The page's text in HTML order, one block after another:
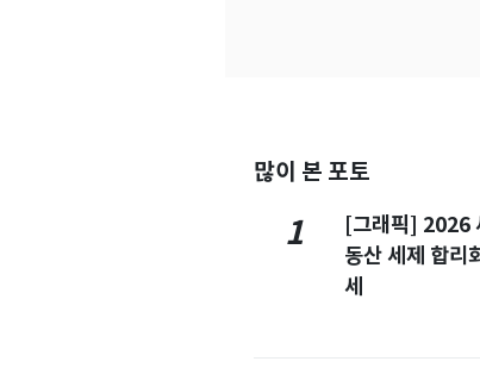
많이 본 포토
1
[그래픽] 2026
동산 세제 합리
세